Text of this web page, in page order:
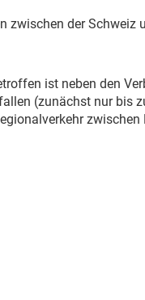
zwischen der Schweiz
ist neben den
(zunächst nur bis
zwischen